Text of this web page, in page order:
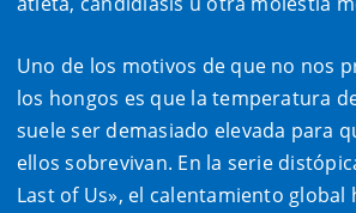
Uno de los motivos de que no nos
los hongos es que la temperatura
suele ser demasiado elevada para
ellos sobrevivan. En la serie
Last of Us», el calentamiento global